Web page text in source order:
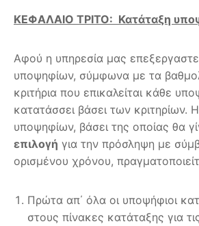
ΚΕΦΑΛΑΙΟ ΤΡΙΤΟ: Κατάταξη
Αφού η υπηρεσία μας
υποψηφίων, σύμφωνα με τα
κριτήρια που επικαλείται κάθε
κατατάσσει βάσει των κριτηρίων. Η
υποψηφίων, βάσει της οποίας θα
επιλογή για την πρόσληψη με
ορισμένου χρόνου,
Πρώτα απ΄ όλα οι υποψήφιοι
στους πίνακες κατάταξης για